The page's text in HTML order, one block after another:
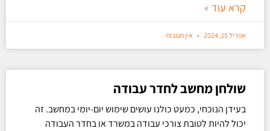
קרא עוד »
אפריל 15, 2024 אין תגובות
שולחן מחשב לחדר עבודה
בעידן הנוכחי, כמעט כולנו עושים שימוש יום-יומי במחשב. זה
יכול להיות לטובת צורכי עבודה במשרד או בחדר העבודה